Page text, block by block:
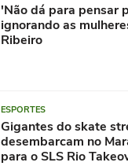
'Não dá para pensar
ignorando as
Ribeiro
ESPORTES
Gigantes do skate
desembarcam no
para o SLS Rio